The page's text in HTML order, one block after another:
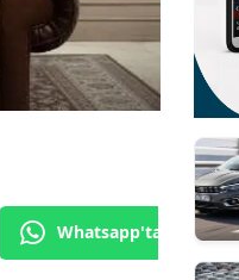
Whatsapp'tan Gönder